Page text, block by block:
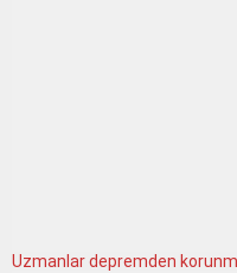
Uzmanlar depremden